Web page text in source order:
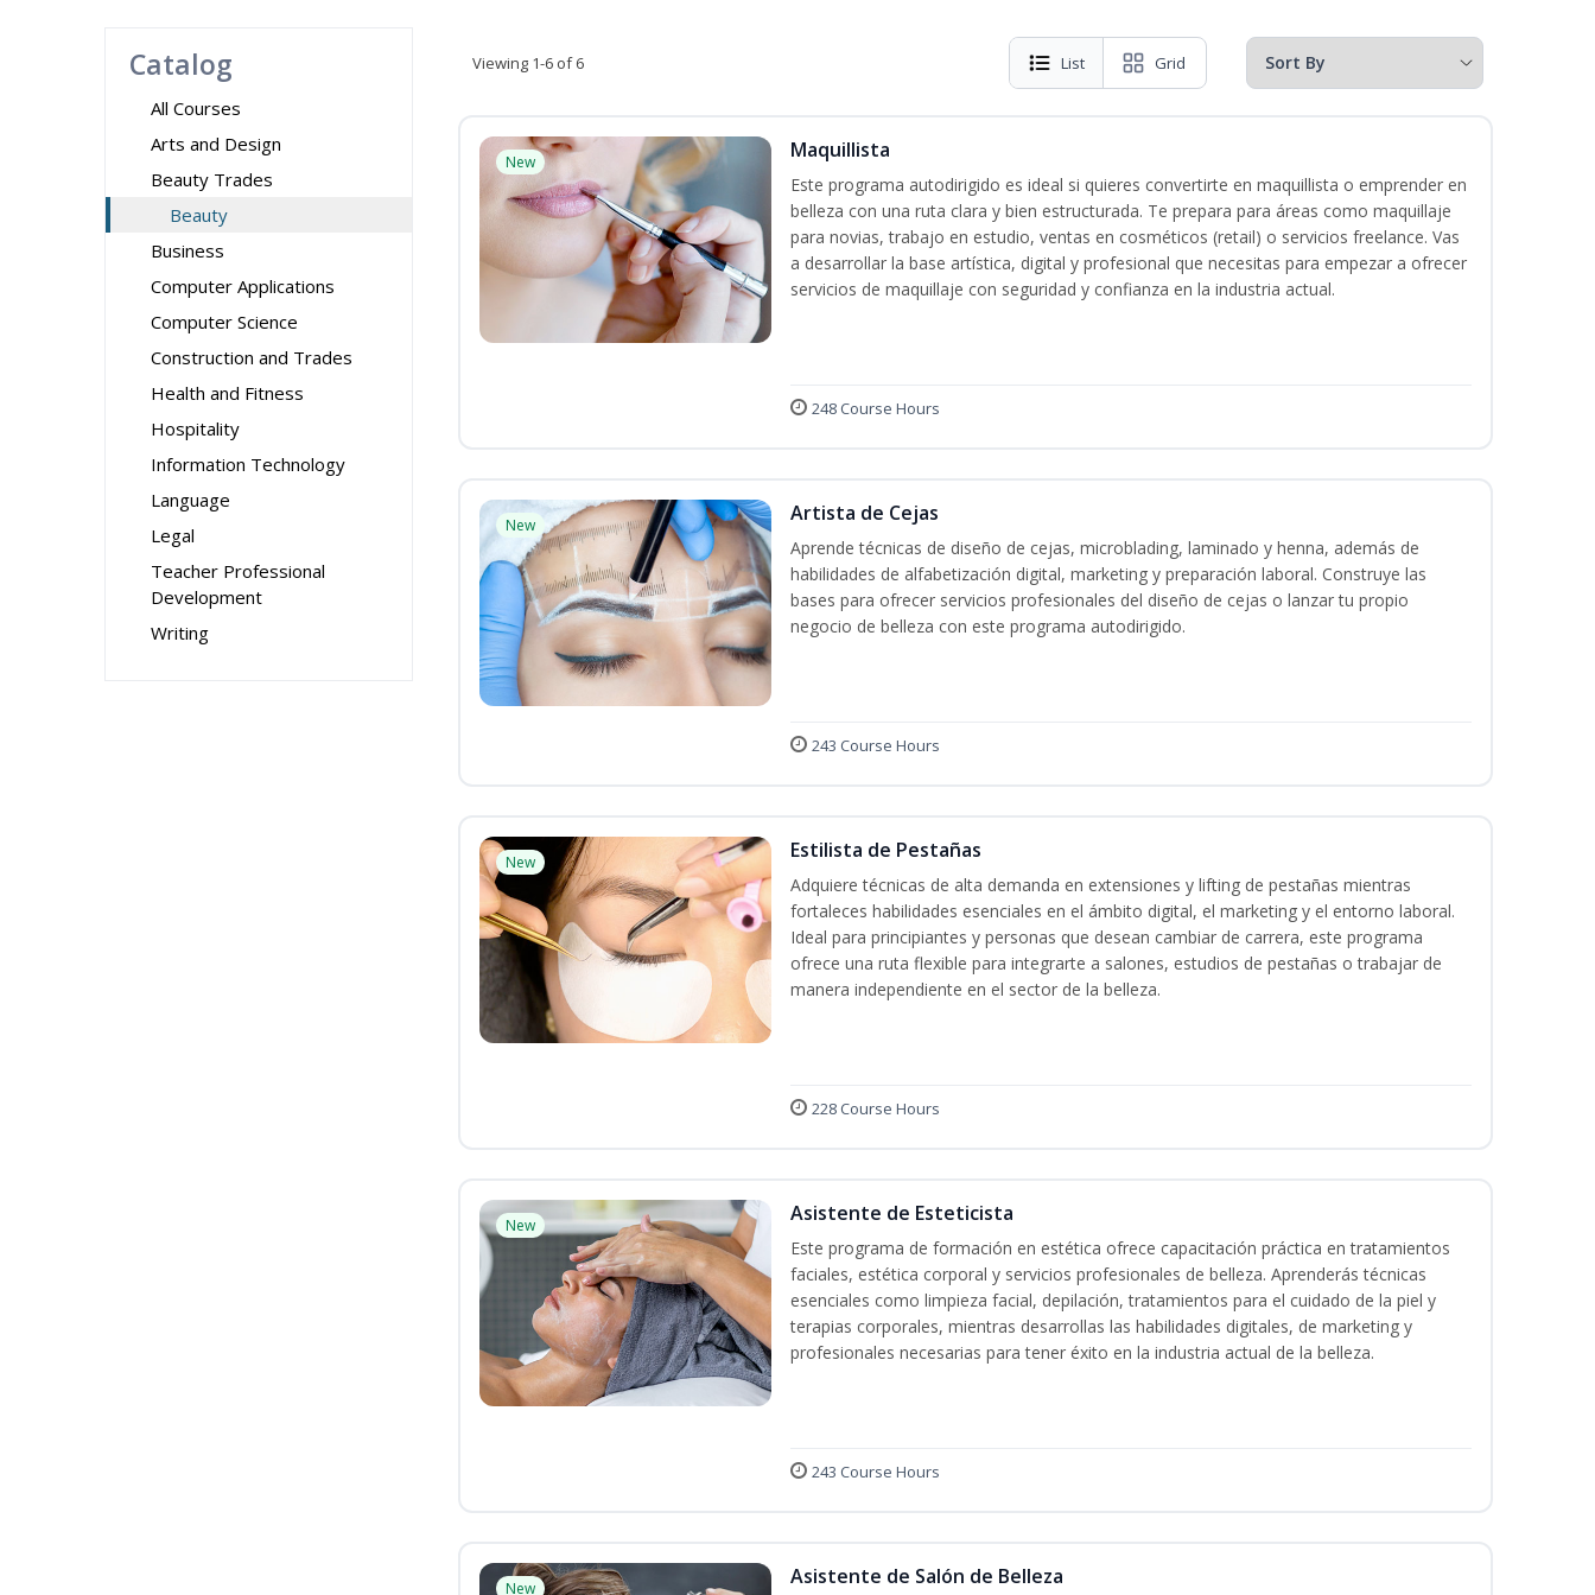
Catalog
All Courses
Arts and Design
Beauty Trades
Beauty
Business
Computer Applications
Computer Science
Construction and Trades
Health and Fitness
Hospitality
Information Technology
Language
Legal
Teacher Professional
Development
Writing
Viewing 1-6 of 6 List Grid
New Maquillista
Este programa autodirigido es ideal si quieres convertirte en maquillista o emprender en
belleza con una ruta clara y bien estructurada. Te prepara para áreas como maquillaje
para novias, trabajo en estudio, ventas en cosméticos (retail) o servicios freelance. Vas
a desarrollar la base artística, digital y profesional que necesitas para empezar a ofrecer
servicios de maquillaje con seguridad y confianza en la industria actual.
248 Course Hours
New Artista de Cejas
Aprende técnicas de diseño de cejas, microblading, laminado y henna, además de
habilidades de alfabetización digital, marketing y preparación laboral. Construye las
bases para ofrecer servicios profesionales del diseño de cejas o lanzar tu propio
negocio de belleza con este programa autodirigido.
243 Course Hours
New Estilista de Pestañas
Adquiere técnicas de alta demanda en extensiones y lifting de pestañas mientras
fortaleces habilidades esenciales en el ámbito digital, el marketing y el entorno laboral.
Ideal para principiantes y personas que desean cambiar de carrera, este programa
ofrece una ruta flexible para integrarte a salones, estudios de pestañas o trabajar de
manera independiente en el sector de la belleza.
228 Course Hours
New Asistente de Esteticista
Este programa de formación en estética ofrece capacitación práctica en tratamientos
faciales, estética corporal y servicios profesionales de belleza. Aprenderás técnicas
esenciales como limpieza facial, depilación, tratamientos para el cuidado de la piel y
terapias corporales, mientras desarrollas las habilidades digitales, de marketing y
profesionales necesarias para tener éxito en la industria actual de la belleza.
243 Course Hours
New Asistente de Salón de Belleza